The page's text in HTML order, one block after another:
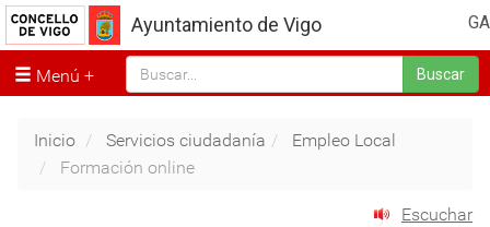
GA
Ayuntamiento de Vigo
Menú Buscar
Inicio Servicios ciudadanía
Empleo Local
Formación online
Escuchar